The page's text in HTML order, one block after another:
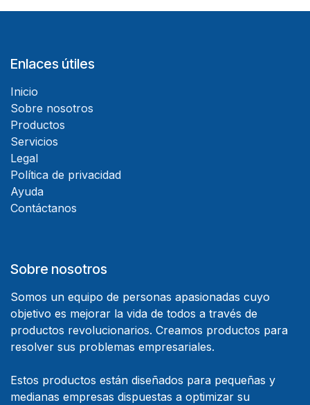
Enlaces útiles
Inicio
Sobre nosotros
Productos
Servicios
Legal
Política de privacidad
Ayuda
Contáctanos
Sobre nosotros
Somos un equipo de personas apasionadas cuyo
objetivo es mejorar la vida de todos a través de
productos revolucionarios. Creamos productos para
resolver sus problemas empresariales.
Estos productos están diseñados para pequeñas y
medianas empresas dispuestas a optimizar su